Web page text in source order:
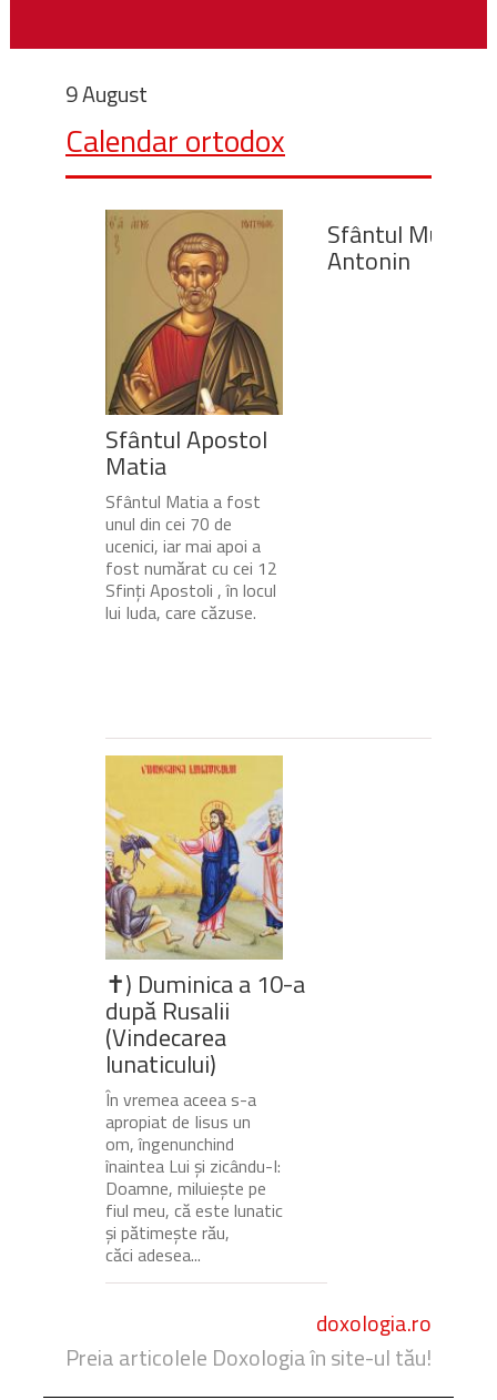
9 August
Calendar ortodox
Sfântul Apostol
Matia
Sfântul Matia a fost
unul din cei 70 de
ucenici, iar mai apoi a
fost numărat cu cei 12
Sfinți Apostoli , în locul
lui Iuda, care căzuse.
Sfântul Mucenic
Antonin
✝) Duminica a 10-a
după Rusalii
(Vindecarea
lunaticului)
În vremea aceea s-a
apropiat de Iisus un
om, îngenunchind
înaintea Lui și zicându-I:
Doamne, miluiește pe
fiul meu, că este lunatic
și pătimește rău,
căci adesea...
doxologia.ro
Preia articolele Doxologia în site-ul tău!